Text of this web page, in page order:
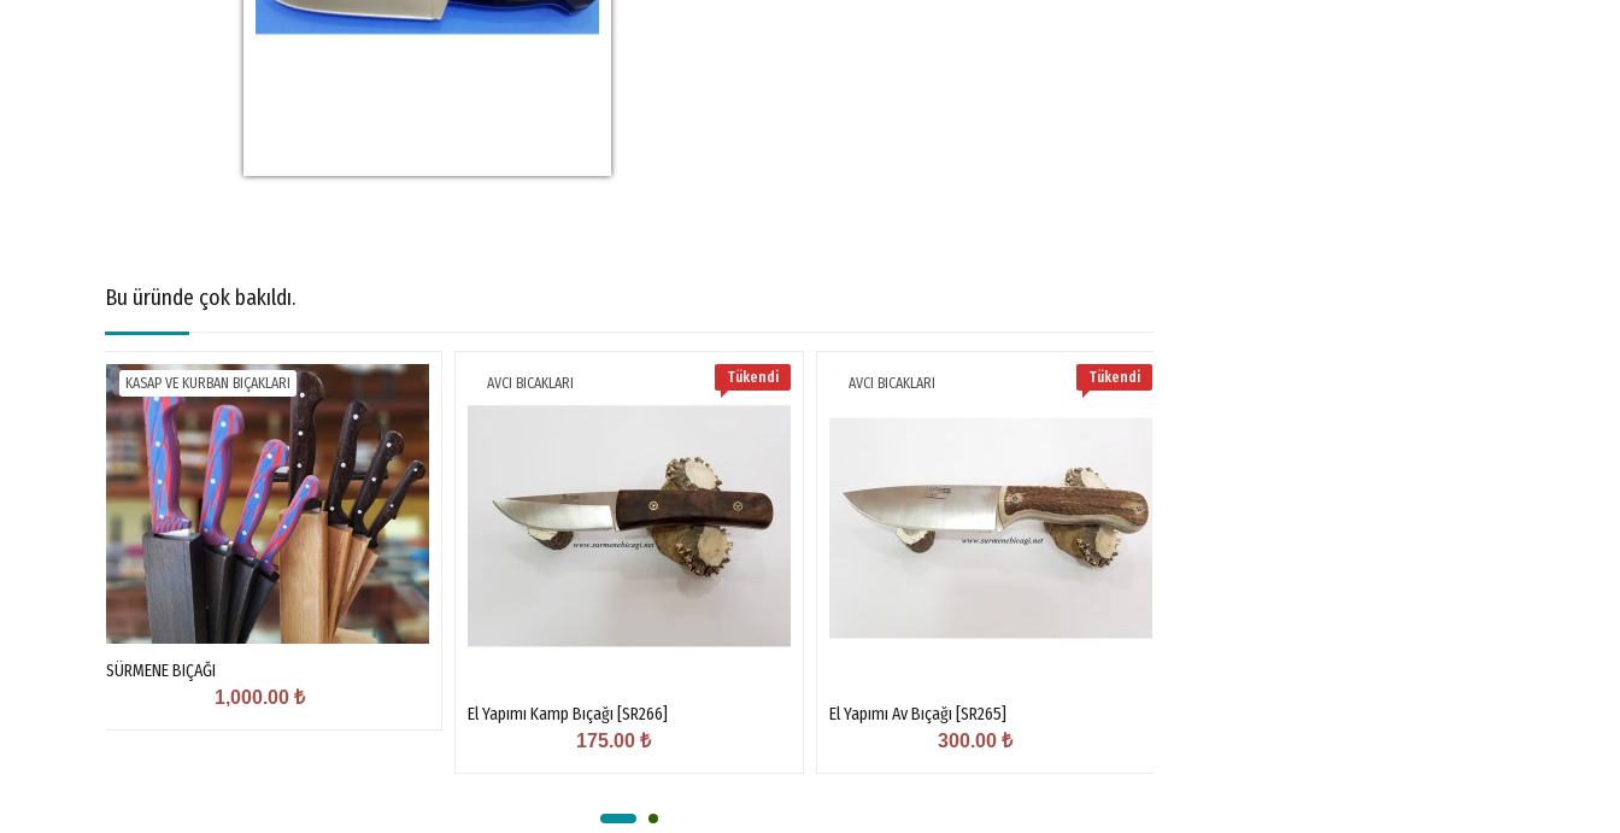
Bu üründe çok bakıldı.
KASAP VE KURBAN BIÇAKLARI
SÜRMENE BIÇAĞI
1,000.00 ₺
AVCI BICAKLARI
El Yapımı Kamp Bıçağı [SR266]
Tükendi
175.00 ₺
AVCI BICAKLARI
El Yapımı Av Bıçağı [SR265]
Tükendi
300.00 ₺